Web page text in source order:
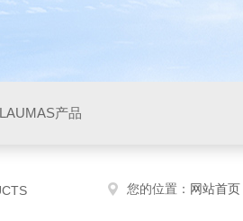
产品
您的位置： 网站首页